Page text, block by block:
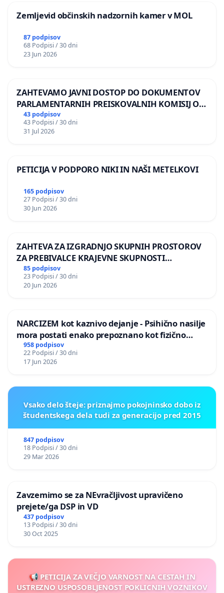
Zemljevid občinskih nadzornih kamer v MOL
87 podpisov
68 Podpisi / 30 dni
23 Jun 2026
ZAHTEVAMO JAVNI DOSTOP DO DOKUMENTOV
PARLAMENTARNIH PREISKOVALNIH KOMISIJ O
ILEGALNI TRGOVINI Z OROŽJEM
43 podpisov
43 Podpisi / 30 dni
31 Jul 2026
PETICIJA V PODPORO NIKI IN NAŠI METELKOVI
165 podpisov
27 Podpisi / 30 dni
30 Jun 2026
ZAHTEVA ZA IZGRADNJO SKUPNIH PROSTOROV
ZA PREBIVALCE KRAJEVNE SKUPNOSTI
PRESTRANEK
85 podpisov
23 Podpisi / 30 dni
20 Jun 2026
NARCIZEM kot kaznivo dejanje - Psihično nasilje
mora postati enako prepoznano kot fizično
nasilje
958 podpisov
22 Podpisi / 30 dni
17 Jun 2026
Vsako delo šteje: priznajmo pokojninsko dobo iz
študentskega dela tudi za generacijo pred 2015
847 podpisov
18 Podpisi / 30 dni
29 Mar 2026
Zavzemimo se za NEvračljivost upravičeno
prejete/ga DSP in VD
437 podpisov
13 Podpisi / 30 dni
30 Oct 2025
📢 PETICIJA ZA VEČJO VARNOST NA CESTAH IN
USTREZNO USPOSOBLJENOST POKLICNIH VOZNIKOV